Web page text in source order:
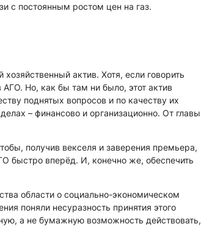
с постоянным ростом цен на газ.
актив. Хотя, если говорить
Но, как бы там ни было, этот актив
поднятых вопросов и по качеству их
– финансово и организационно. От главы
получив векселя и заверения премьера,
быстро вперёд. И, конечно же, обеспечить
области о социально-экономическом
поняли несуразность принятия этого
а не бумажную возможность действовать,